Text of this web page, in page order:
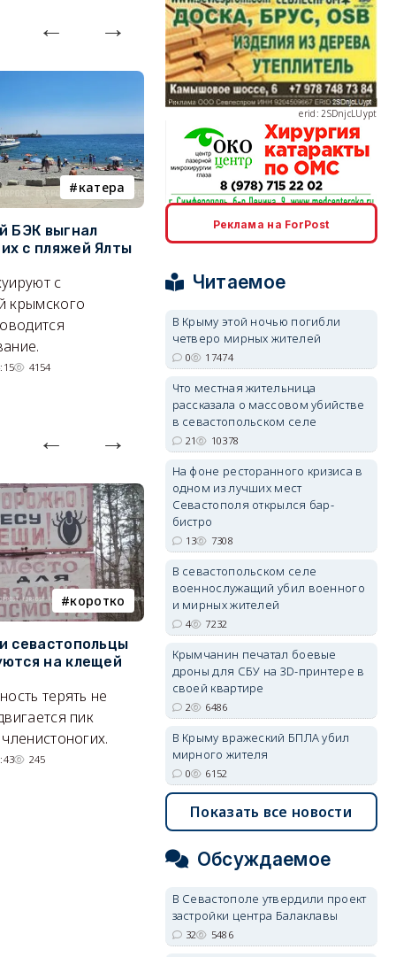
катера
БЭК выгнал
с пляжей Ялты
с
крымского
4154
электроснабжение
Губернатор Севастополя
рассказал о перспективах
делают практически
невозможное.
07/08/2026 10:13
коротко
севастопольцы
на клещей
терять не
пик
245
проект застройки центра
Балаклавы
Там появится туристический
квартал с отелями и
парковками.
05/08/2026 08:01
erid: 2SDnjcLUypt
erid: 2SDnjdPjgYS
erid: 2SDnjdvhGXG
Реклама на ForPost
Читаемое
В Крыму этой ночью погибли
четверо мирных жителей
0 17474
Что местная жительница
рассказала о массовом убийстве
в севастопольском селе
21 10378
На фоне ресторанного кризиса в
одном из лучших мест
Севастополя открылся бар-
бистро
13 7308
В севастопольском селе
военнослужащий убил военного
и мирных жителей
4 7232
Крымчанин печатал боевые
дроны для СБУ на 3D-принтере в
своей квартире
2 6486
В Крыму вражеский БПЛА убил
мирного жителя
0 6152
Показать все новости
Обсуждаемое
В Севастополе утвердили проект
застройки центра Балаклавы
32 5486